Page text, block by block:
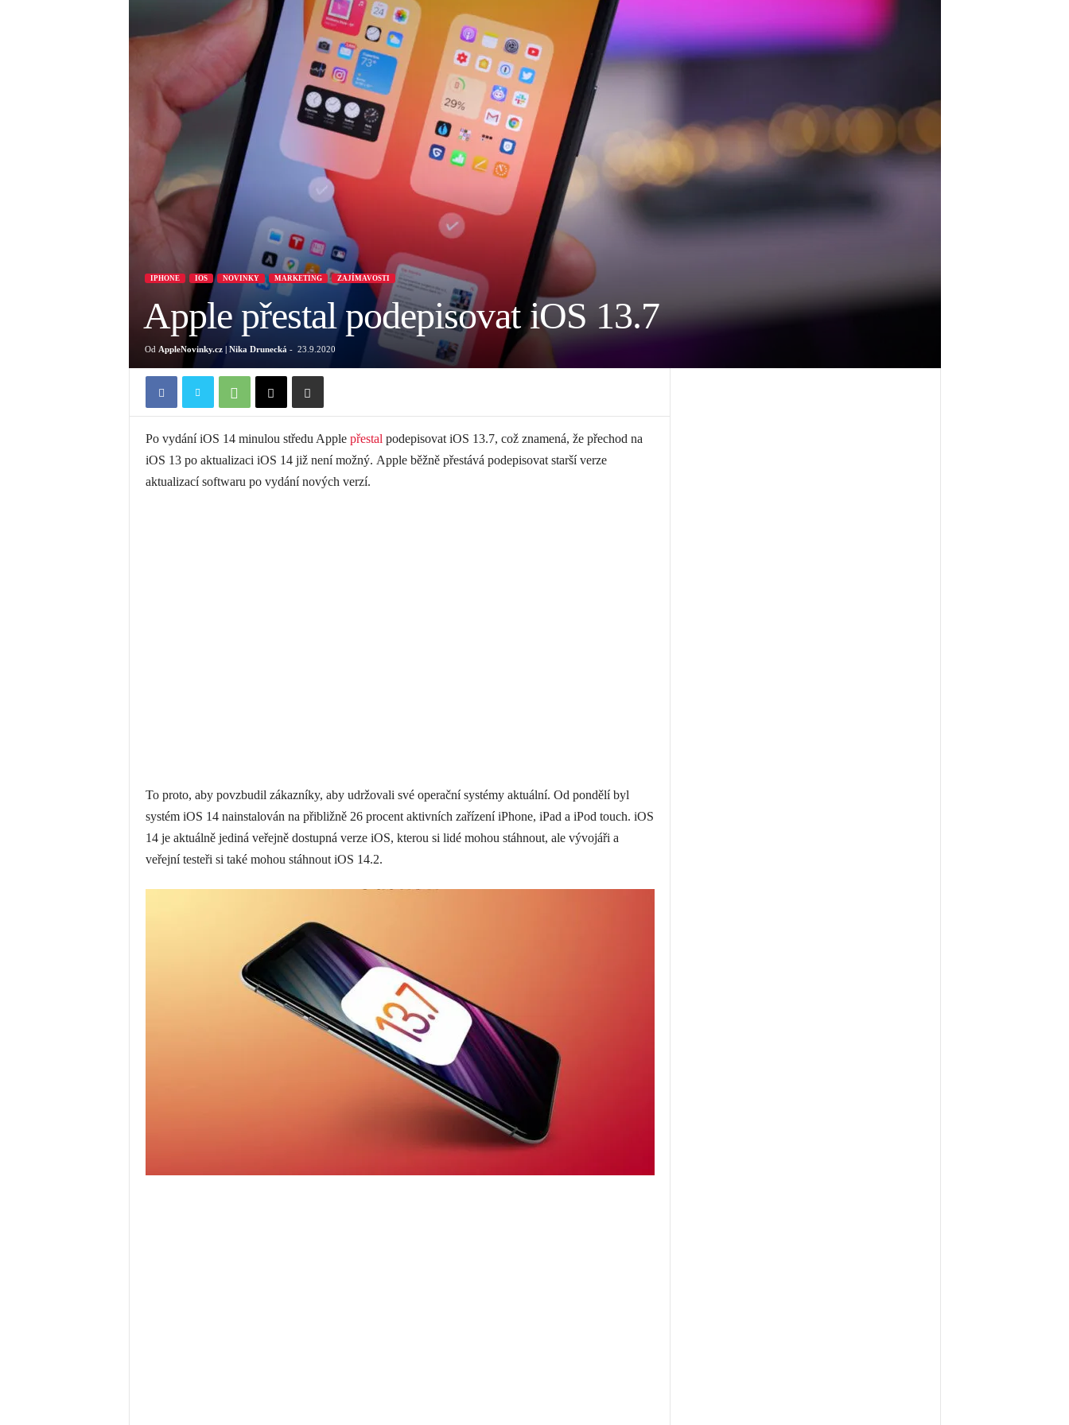
IPHONE IOS NOVINKY MARKETING ZAJÍMAVOSTI
Apple přestal podepisovat iOS 13.7
Od AppleNovinky.cz | Nika Drunecká - 23.9.2020
Po vydání iOS 14 minulou středu Apple přestal podepisovat iOS 13.7, což znamená, že přechod na
iOS 13 po aktualizaci iOS 14 již není možný. Apple běžně přestává podepisovat starší verze
aktualizací softwaru po vydání nových verzí.
To proto, aby povzbudil zákazníky, aby udržovali své operační systémy aktuální. Od pondělí byl
systém iOS 14‌ nainstalován na přibližně 26 procent aktivních zařízení iPhone, iPad a iPod touch‌. iOS
14‌ je aktuálně jediná veřejně dostupná verze iOS, kterou si lidé mohou stáhnout, ale vývojáři a
veřejní testeři si také mohou stáhnout iOS 14.2.